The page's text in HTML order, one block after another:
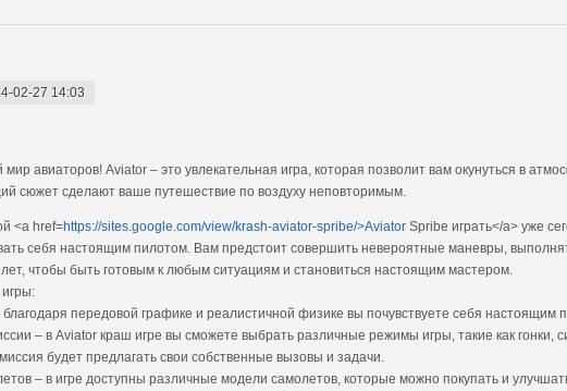
02-27 14:03
авиаторов! Aviator – это увлекательная игра, которая позволит вам окунуться в
сюжет сделают ваше путешествие по воздуху неповторимым.
<a href=https://sites.google.com/view/krash-aviator-spribe/>Aviator Spribe играть</a> уже
себя настоящим пилотом. Вам предстоит совершить невероятные маневры,
чтобы быть готовым к любым ситуациям и становиться настоящим мастером.
передовой графике и реалистичной физике вы почувствуете себя настоящим
– в Aviator краш игре вы сможете выбрать различные режимы игры, такие как гонки,
будет предлагать свои собственные вызовы и задачи.
– в игре доступны различные модели самолетов, которые можно покупать и